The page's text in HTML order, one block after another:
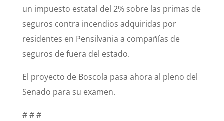
un impuesto estatal del 2% sobre las primas de
seguros contra incendios adquiridas por
residentes en Pensilvania a compañías de
seguros de fuera del estado.
El proyecto de Boscola pasa ahora al pleno del
Senado para su examen.
# # #